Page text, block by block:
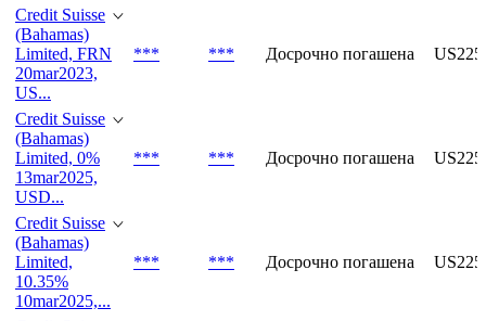
Credit Suisse
(Bahamas)
Limited, FRN
20mar2023,
US...
*** *** Досрочно погашена
Credit Suisse
(Bahamas)
Limited, 0%
13mar2025,
USD...
*** *** Досрочно погашена
Credit Suisse
(Bahamas)
Limited,
10.35%
10mar2025,...
*** *** Досрочно погашена